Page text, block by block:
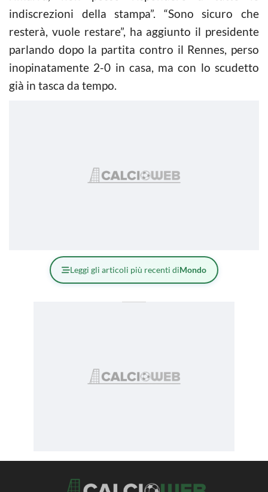
indiscrezioni della stampa”. “Sono sicuro che
resterà, vuole restare”, ha aggiunto il presidente
parlando dopo la partita contro il Rennes, perso
inopinatamente 2-0 in casa, ma con lo scudetto
già in tasca da tempo.
Leggi gli articoli più recenti diMondo